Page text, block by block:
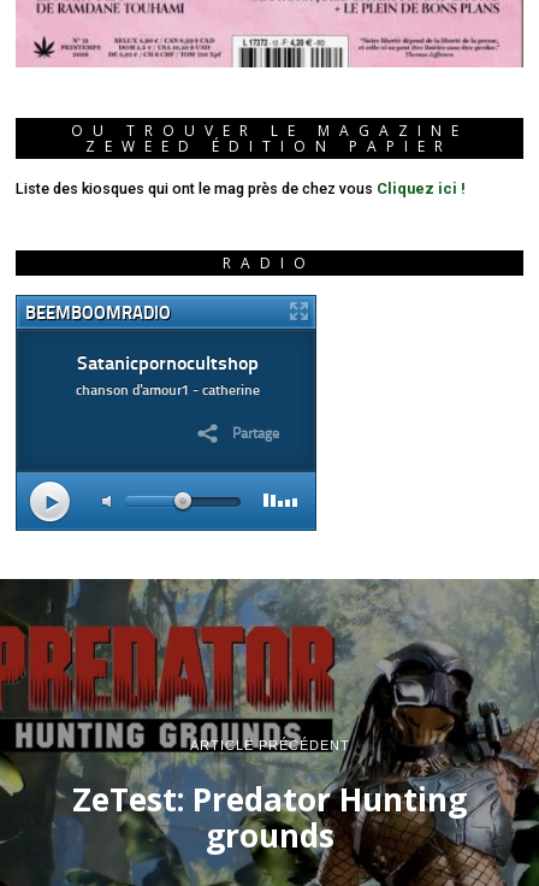
OU TROUVER LE MAGAZINE
ZEWEED ÉDITION PAPIER
Liste des kiosques qui ont le mag près de chez vous Cliquez ici !
RADIO
ARTICLE PRÉCÉDENT
ZeTest: Predator Hunting
grounds